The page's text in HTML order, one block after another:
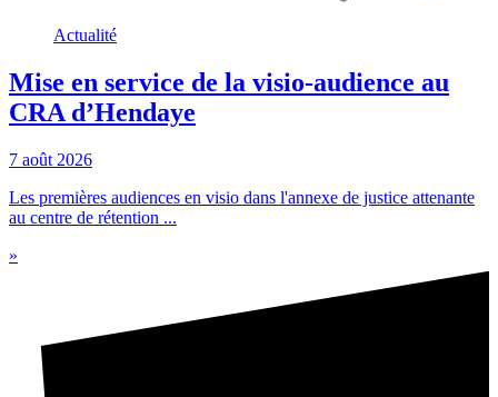
Actualité
Mise en service de la visio-audience au
CRA d’Hendaye
7 août 2026
Les premières audiences en visio dans l'annexe de justice attenante
au centre de rétention ...
»